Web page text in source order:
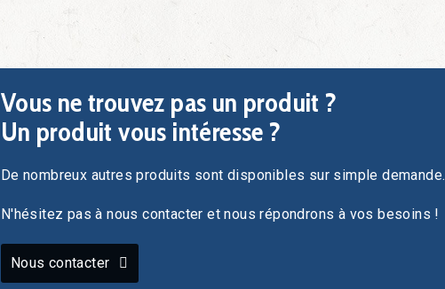
Vous ne trouvez pas un produit ?
Un produit vous intéresse ?
De nombreux autres produits sont disponibles sur simple demande.
N'hésitez pas à nous contacter et nous répondrons à vos besoins !
Nous contacter